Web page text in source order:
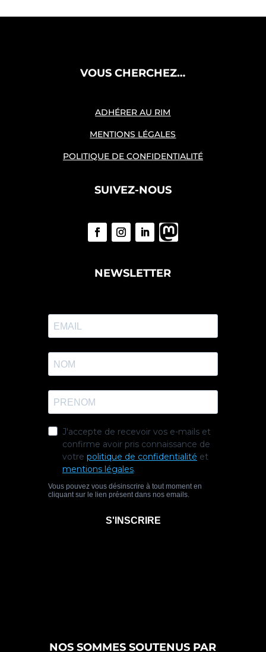
VOUS CHERCHEZ…
ADHÉRER AU RIM
MENTIONS LÉGALES
POLITIQUE DE CONFIDENTIALITÉ
SUIVEZ-NOUS
NEWSLETTER
NOS SOMMES SOUTENUS PAR